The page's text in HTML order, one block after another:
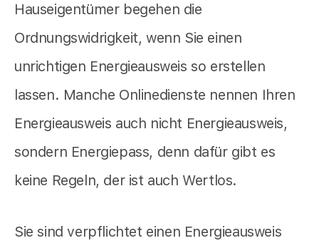
Hauseigentümer begehen die
Ordnungswidrigkeit, wenn Sie einen
unrichtigen Energieausweis so erstellen
lassen. Manche Onlinedienste nennen Ihren
Energieausweis auch nicht Energieausweis,
sondern Energiepass, denn dafür gibt es
keine Regeln, der ist auch Wertlos.
Sie sind verpflichtet einen Energieausweis